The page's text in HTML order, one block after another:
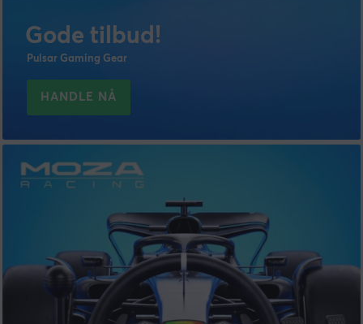
Gode tilbud!
Pulsar Gaming Gear
HANDLE NÅ